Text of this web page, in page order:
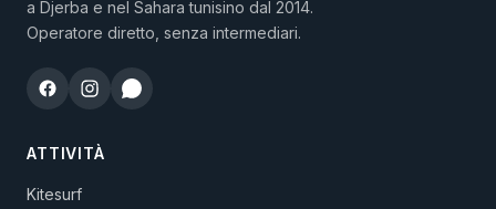
a Djerba e nel Sahara tunisino dal 2014.
Operatore diretto, senza intermediari.
ATTIVITÀ
Kitesurf